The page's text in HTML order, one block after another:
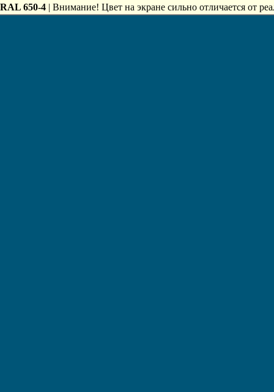
RAL 650-4 | Внимание! Цвет на экране сильно отличается от